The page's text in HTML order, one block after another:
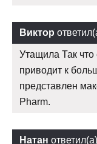
Виктор
Утащила Так
приводит к
представлен
Pharm.
Натан ответил(а)